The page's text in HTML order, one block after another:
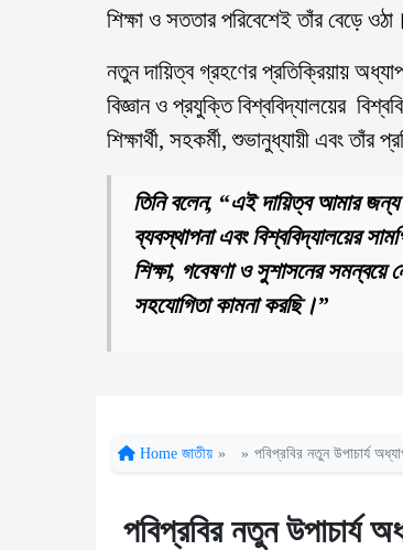
শিক্ষা ও সততার পরিবেশেই তাঁর বেড়ে ওঠা।
নতুন দায়িত্ব গ্রহণের প্রতিক্রিয়ায়
বিজ্ঞান ও প্রযুক্তি বিশ্ববিদ্যালয়ের
শিক্ষার্থী, সহকর্মী, শুভানুধ্যায়ী এবং
তিনি বলেন, “এই দায়িত্ব আমার জন্য
ব্যবস্থাপনা এবং বিশ্ববিদ্যালয়ের
শিক্ষা, গবেষণা ও সুশাসনের সমন্বয়ে
সহযোগিতা কামনা করছি।”
Home জাতীয় » » পবিপ্রবির নতুন উপাচার্য
পবিপ্রবির নতুন উপাচার্য